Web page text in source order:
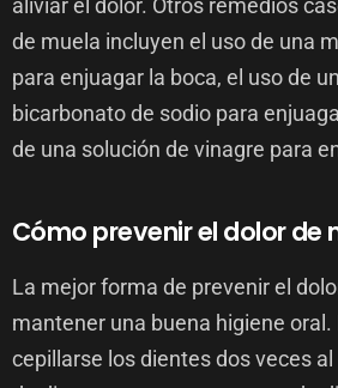
de muela incluyen el uso de una
para enjuagar la boca, el uso de
bicarbonato de sodio para
de una solución de vinagre para
Cómo prevenir el dolor de
La mejor forma de prevenir el
mantener una buena higiene oral.
cepillarse los dientes dos veces